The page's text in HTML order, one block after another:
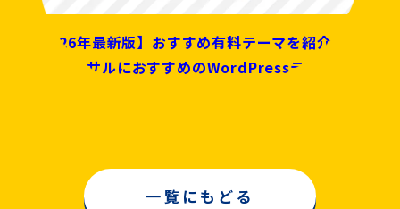
【2026年最新版】おすすめ有料テーマを紹介！士
業・コンサルにおすすめのWordPressテーマ７選
一覧にもどる